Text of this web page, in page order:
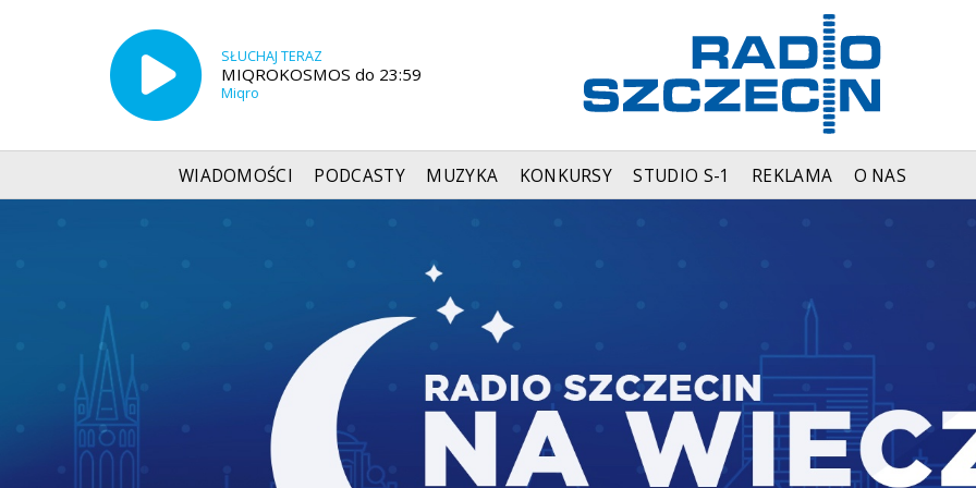
SŁUCHAJ TERAZ
MIQROKOSMOS do 23:59
Miqro
WIADOMOŚCI PODCASTY MUZYKA KONKURSY STUDIO S-1 REKLAMA O NAS